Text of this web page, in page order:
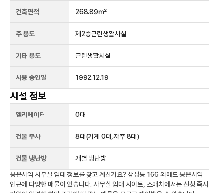
건축면적 268.89㎡
주 용도 제2종근린생활시설
기타 용도 근린생활시설
사용 승인일 1992.12.19
시설 정보
엘리베이터 0대
건물 주차 8대(기계 0대,자주 8대)
건물 냉난방 개별 냉난방
봉은사역 사무실 임대 정보를 찾고 계신가요? 삼성동 166 외에도 봉은사역
인근에 다양한 매물이 있습니다. 사무실 임대 사이트, 스매치에서는 신청 즉시